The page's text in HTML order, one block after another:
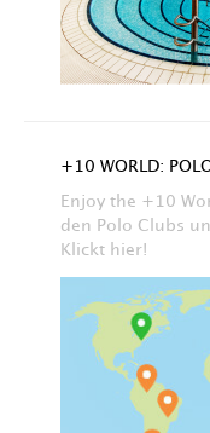
+10 WORLD:
Enjoy the +10
den Polo Clubs
Klickt hier!